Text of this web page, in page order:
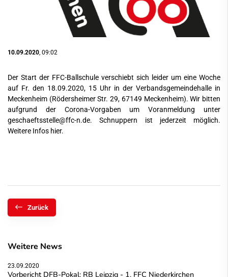
10.09.2020 , 09:02
Der Start der FFC-Ballschule verschiebt sich leider um eine Woche
auf Fr. den 18.09.2020, 15 Uhr in der Verbandsgemeindehalle in
Meckenheim (Rödersheimer Str. 29, 67149 Meckenheim). Wir bitten
aufgrund der Corona-Vorgaben um Voranmeldung unter
geschaeftsstelle@ffc-n.de. Schnuppern ist jederzeit möglich.
Weitere Infos hier.
Zurück
Weitere News
23.09.2020
Vorbericht DFB-Pokal: RB Leipzig - 1. FFC Niederkirchen